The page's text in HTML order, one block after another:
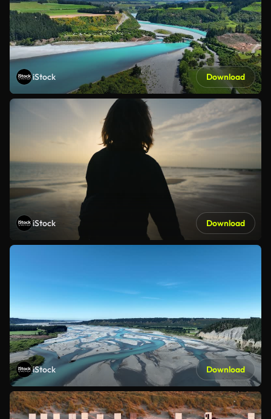
iStock Download
iStock Download
iStock Download